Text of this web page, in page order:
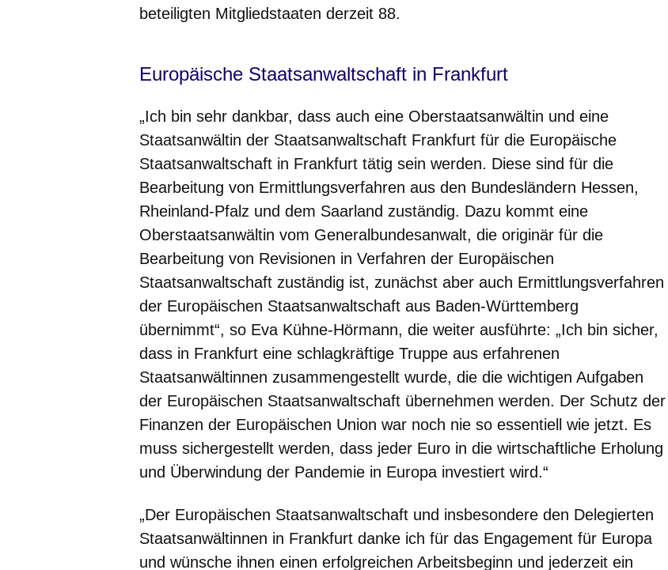
beteiligten Mitgliedstaaten derzeit 88.
Europäische Staatsanwaltschaft in Frankfurt
„Ich bin sehr dankbar, dass auch eine Oberstaatsanwältin und eine
Staatsanwältin der Staatsanwaltschaft Frankfurt für die Europäische
Staatsanwaltschaft in Frankfurt tätig sein werden. Diese sind für die
Bearbeitung von Ermittlungsverfahren aus den Bundesländern Hessen,
Rheinland-Pfalz und dem Saarland zuständig. Dazu kommt eine
Oberstaatsanwältin vom Generalbundesanwalt, die originär für die
Bearbeitung von Revisionen in Verfahren der Europäischen
Staatsanwaltschaft zuständig ist, zunächst aber auch Ermittlungsverfahren
der Europäischen Staatsanwaltschaft aus Baden-Württemberg
übernimmt“, so Eva Kühne-Hörmann, die weiter ausführte: „Ich bin sicher,
dass in Frankfurt eine schlagkräftige Truppe aus erfahrenen
Staatsanwältinnen zusammengestellt wurde, die die wichtigen Aufgaben
der Europäischen Staatsanwaltschaft übernehmen werden. Der Schutz der
Finanzen der Europäischen Union war noch nie so essentiell wie jetzt. Es
muss sichergestellt werden, dass jeder Euro in die wirtschaftliche Erholung
und Überwindung der Pandemie in Europa investiert wird.“
„Der Europäischen Staatsanwaltschaft und insbesondere den Delegierten
Staatsanwältinnen in Frankfurt danke ich für das Engagement für Europa
und wünsche ihnen einen erfolgreichen Arbeitsbeginn und jederzeit ein